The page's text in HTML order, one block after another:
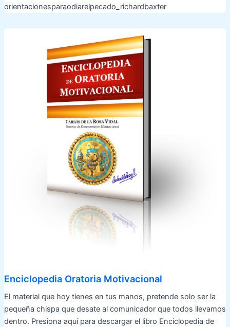
orientacionesparaodiarelpecado_richardbaxter
Enciclopedia Oratoria Motivacional
El material que hoy tienes en tus manos, pretende solo ser la
pequeña chispa que desate al comunicador que todos llevamos
dentro. Presiona aquí para descargar el libro Enciclopedia de